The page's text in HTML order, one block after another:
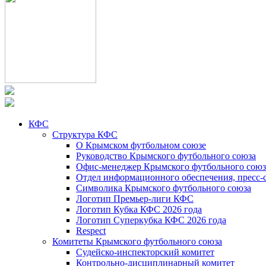
КФС
Структура КФС
О Крымском футбольном союзе
Руководство Крымского футбольного союза
Офис-менеджер Крымского футбольного
Отдел информационного обеспечения, пресс-
Символика Крымского футбольного союза
Логотип Премьер-лиги КФС
Логотип Кубка КФС 2026 года
Логотип Суперкубка КФС 2026 года
Respect
Комитеты Крымского футбольного союза
Судейско-инспекторский комитет
Контрольно-дисциплинарный комитет